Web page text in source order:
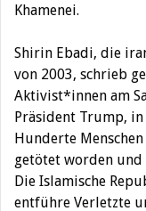
Khamenei.
Shirin Ebadi, die
von 2003, schrieb
Aktivist*innen am
Präsident Trump, in
Hunderte
getötet worden und
Die Islamische
entführe Verletzte